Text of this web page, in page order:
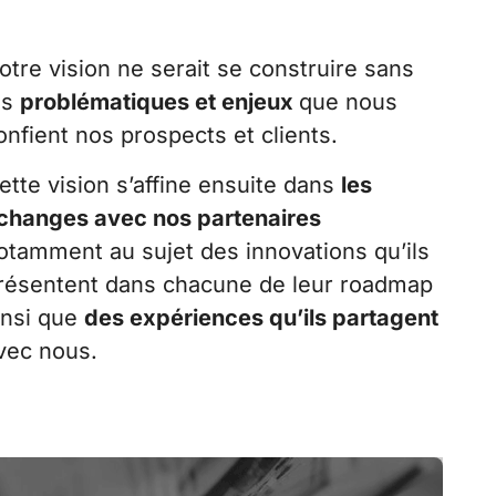
vision ne serait se construire sans
problématiques et enjeux que nous
nos prospects et clients.
vision s’affine ensuite dans les
avec nos partenaires
au sujet des innovations qu’ils
dans chacune de leur roadmap
que des expériences qu’ils partagent
nous.